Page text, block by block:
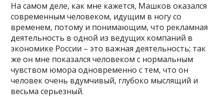
На самом деле, как мне кажется, Машков оказался
современным человеком, идущим в ногу со
временем, потому и понимающим, что рекламная
деятельность в одной из ведущих компаний в
экономике России – это важная деятельность; так
же он мне показался человеком с нормальным
чувством юмора одновременно с тем, что он
человек очень вдумчивый, глубоко мыслящий и
весьма серьезный.